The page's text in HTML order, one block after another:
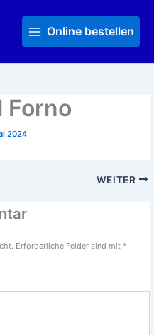
MenuOnline bestellen
Forno
2024
WEITER
Erforderliche Felder sind mit *